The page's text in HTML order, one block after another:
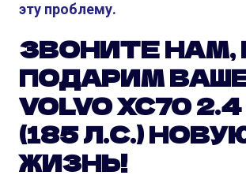
эту проблему.
ЗВОНИТЕ НАМ,
ПОДАРИМ
VOLVO XC70
(185 Л.С.)
ЖИЗНЬ!